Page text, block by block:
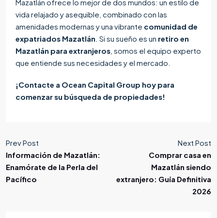
Mazatlán ofrece lo mejor de dos mundos: un estilo de
vida relajado y asequible, combinado con las
amenidades modernas y una vibrante comunidad de
expatriados Mazatlán . Si su sueño es un retiro en
Mazatlán para extranjeros , somos el equipo experto
que entiende sus necesidades y el mercado.
¡Contacte a Ocean Capital Group hoy para
comenzar su búsqueda de propiedades!
Prev Post
Información de Mazatlán:
Enamórate de la Perla del
Pacífico
Next Post
Comprar casa en
Mazatlán siendo
extranjero: Guía Definitiva
2026